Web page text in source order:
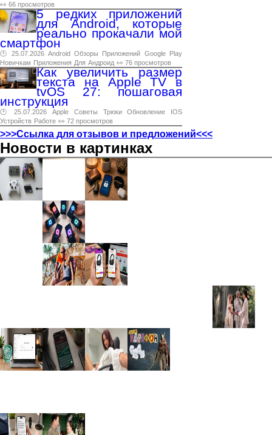
👀 66 просмотров
5 редких приложений
для Android, которые
реально прокачали мой
смартфон
🕑 25.07.2026 Android Обзоры Приложений Google
Play
Новичкам Приложения Для Андроид 👀 76 просмотров
Как увеличить размер
текста на Apple TV в
tvOS 27: пошаговая
инструкция
🕑 25.07.2026 Apple Советы Трюки Обновление
IOS
Устройств Работе 👀 72 просмотров
>>>Ссылка для отзывов и предложений<<<
Новости в картинках